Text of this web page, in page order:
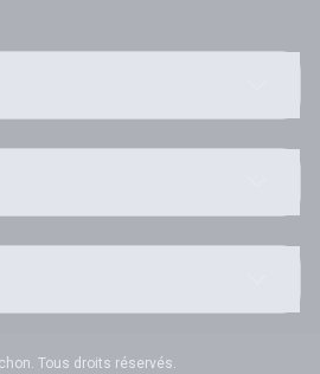
Tous droits réservés.